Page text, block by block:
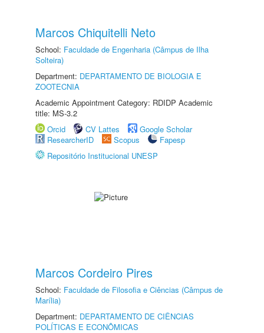
Marcos Chiquitelli Neto
School: Faculdade de Engenharia (Câmpus de Ilha
Solteira)
Department: DEPARTAMENTO DE BIOLOGIA E
ZOOTECNIA
Academic Appointment Category: RDIDP Academic
title: MS-3.2
Orcid
CV Lattes
Google Scholar
ResearcherID
Scopus
Fapesp
Repositório Institucional UNESP
Marcos Cordeiro Pires
School: Faculdade de Filosofia e Ciências (Câmpus de
Marília)
Department: DEPARTAMENTO DE CIÊNCIAS
POLÍTICAS E ECONÔMICAS